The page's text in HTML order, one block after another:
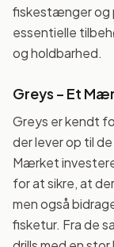
fiskestænger og
essentielle
og holdbarhed.
Greys – Et
Greys er kendt
der lever op til
Mærket
for at sikre, at
men også
fisketur. Fra de